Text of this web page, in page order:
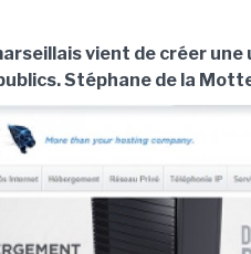
vient de créer
Stéphane de la